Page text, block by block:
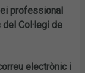
professional
Col·legi de
electrònic i